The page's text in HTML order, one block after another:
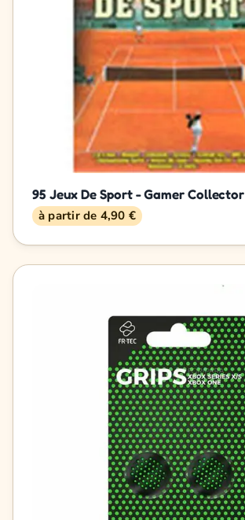
95 Jeux De Sport - Gamer Collector
à partir de 4,90 €